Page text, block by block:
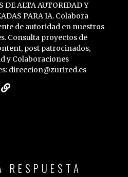
DE ALTA AUTORIDAD Y
PARA IA. Colabora
de autoridad en nuestros
Consulta proyectos de
post patrocinados,
y Colaboraciones
direccion@zurired.es
RESPUESTA